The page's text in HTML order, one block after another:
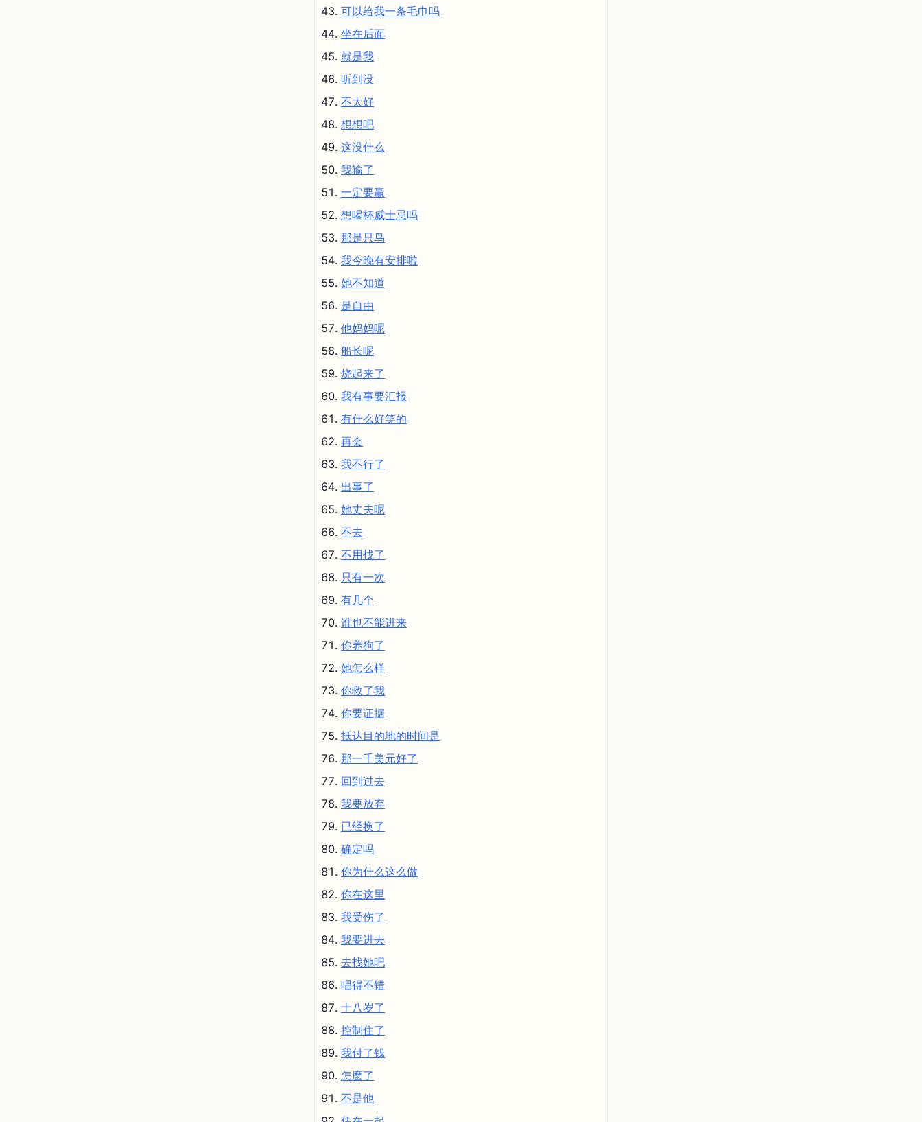
可以给我一条毛巾吗
坐在后面
就是我
听到没
不太好
想想吧
这没什么
我输了
一定要赢
想喝杯威士忌吗
那是只鸟
我今晚有安排啦
她不知道
是自由
他妈妈呢
船长呢
烧起来了
我有事要汇报
有什么好笑的
再会
我不行了
出事了
她丈夫呢
不去
不用找了
只有一次
有几个
谁也不能进来
你养狗了
她怎么样
你救了我
你要证据
抵达目的地的时间是
那一千美元好了
回到过去
我要放弃
已经换了
确定吗
你为什么这么做
你在这里
我受伤了
我要进去
去找她吧
唱得不错
十八岁了
控制住了
我付了钱
怎麽了
不是他